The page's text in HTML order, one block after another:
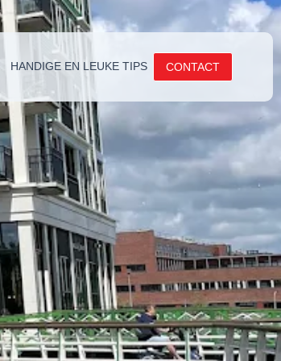
HANDIGE EN LEUKE TIPS CONTACT